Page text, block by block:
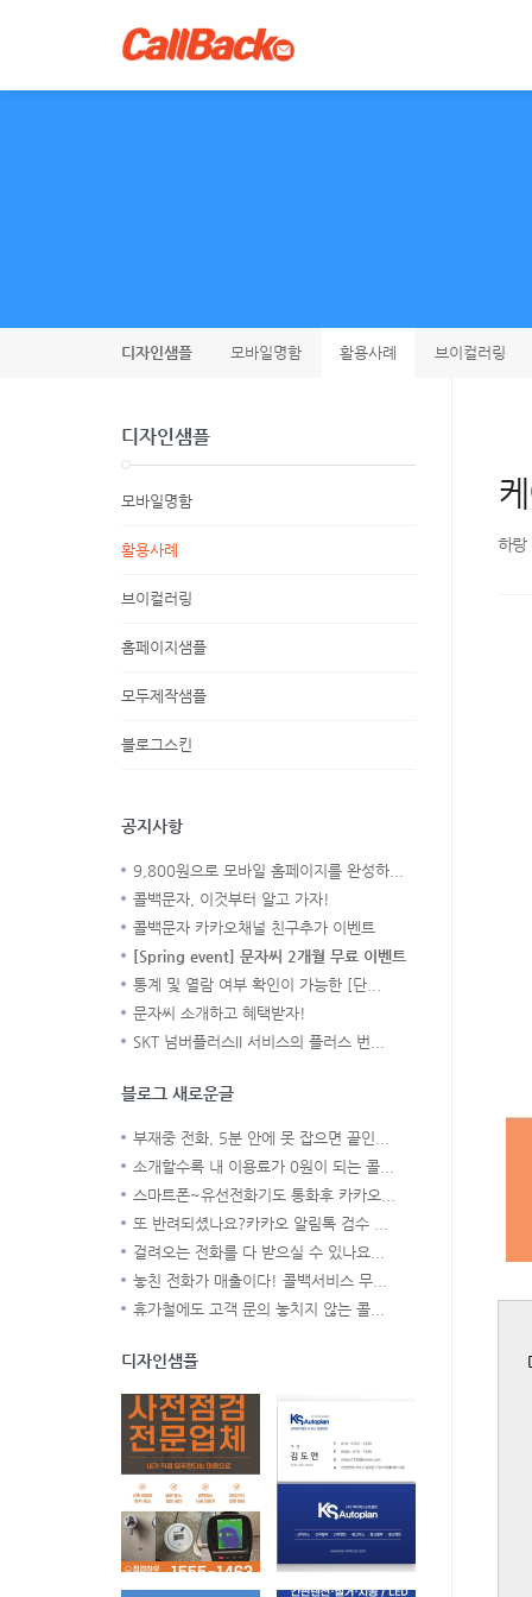
디자인샘플 모바일명함 활용사례 브이컬러링
하랑
디자인샘플
모바일명함
활용사례
브이컬러링
홈페이지샘플
모두제작샘플
블로그스킨
공지사항
9,800원으로 모바일 홈페이지를 완성하...
콜백문자, 이것부터 알고 가자!
콜백문자 카카오채널 친구추가 이벤트
[Spring event] 문자씨 2개월 무료 이벤트
통계 및 열람 여부 확인이 가능한 [단...
문자씨 소개하고 혜택받자!
SKT 넘버플러스II 서비스의 플러스 번...
블로그 새로운글
부재중 전화, 5분 안에 못 잡으면 끝인...
소개할수록 내 이용료가 0원이 되는 콜...
스마트폰~유선전화기도 통화후 카카오...
또 반려되셨나요?카카오 알림톡 검수 ...
걸려오는 전화를 다 받으실 수 있나요...
놓친 전화가 매출이다! 콜백서비스 무...
휴가철에도 고객 문의 놓치지 않는 콜...
디자인샘플